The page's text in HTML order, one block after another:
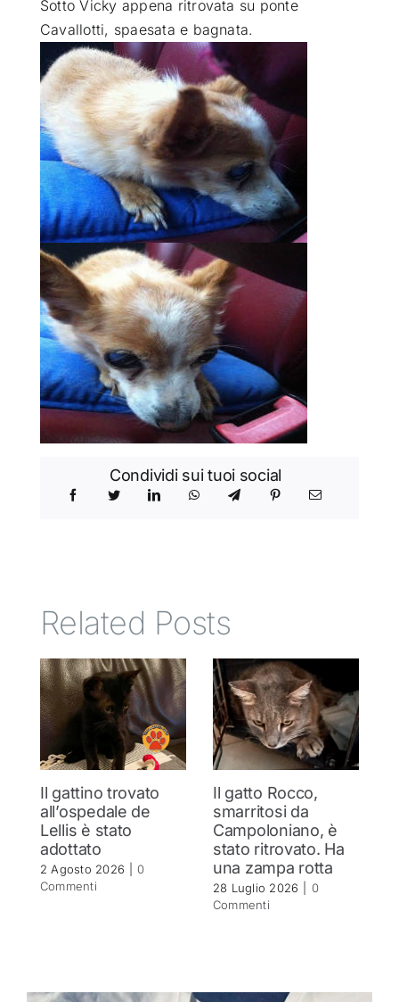
Sotto Vicky appena ritrovata su ponte
Cavallotti, spaesata e bagnata.
Condividi sui tuoi social
Related Posts
Il gattino trovato
all’ospedale de
Lellis è stato
adottato
2 Agosto 2026
0
Commenti
Il gatto Rocco,
smarritosi da
Campoloniano, è
stato ritrovato. Ha
una zampa rotta
28 Luglio 2026
0
Commenti